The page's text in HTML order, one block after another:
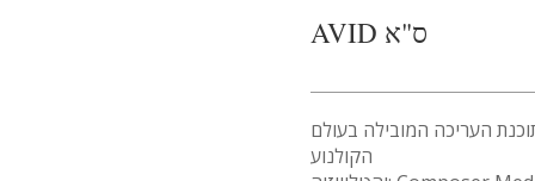
AVID ס"א
העריכה המובילה בעולם
הקולנוע